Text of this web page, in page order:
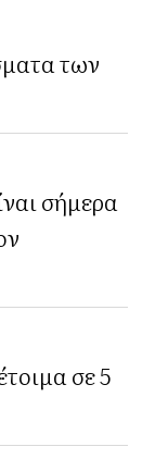
των
σήμερα
σε 5